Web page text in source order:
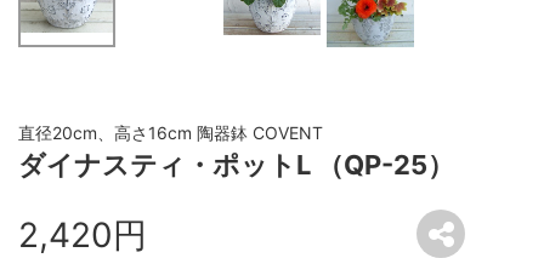
直径20cm、高さ16cm 陶器鉢 COVENT
ダイナスティ・ポットL （QP-25）
2,420円